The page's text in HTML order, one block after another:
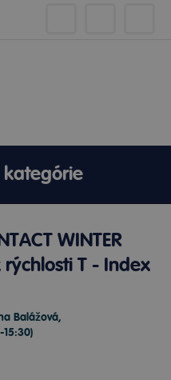
WINTER
T - Index
Balážová,